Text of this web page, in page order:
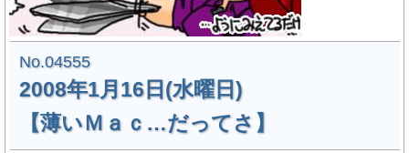
No.04555
2008年1月16日(水曜日)
【薄いＭａｃ…だってさ】